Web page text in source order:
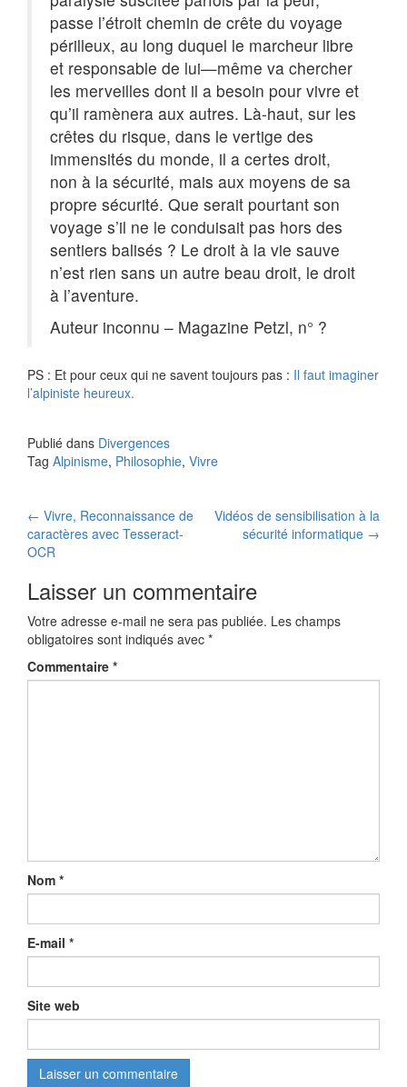
passe l’étroit chemin de crête du voyage
périlleux, au long duquel le marcheur libre
et responsable de lui—même va chercher
les merveilles dont il a besoin pour vivre et
qu’il ramènera aux autres. Là-haut, sur les
crêtes du risque, dans le vertige des
immensités du monde, il a certes droit,
non à la sécurité, mais aux moyens de sa
propre sécurité. Que serait pourtant son
voyage s’il ne le conduisait pas hors des
sentiers balisés ? Le droit à la vie sauve
n’est rien sans un autre beau droit, le droit
à l’aventure.
Auteur inconnu – Magazine Petzl, n° ?
PS : Et pour ceux qui ne savent toujours pas : Il faut imaginer
l’alpiniste heureux.
Publié dans Divergences
Tag Alpinisme, Philosophie, Vivre
Navigation
des
articles
← Vivre, Reconnaissance de
caractères avec Tesseract-
OCR
Vidéos de sensibilisation à la
sécurité informatique →
Laisser un commentaire
Votre adresse e-mail ne sera pas publiée. Les champs
obligatoires sont indiqués avec *
Commentaire *
Nom *
E-mail *
Site web